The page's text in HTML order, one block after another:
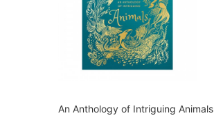
An Anthology of Intriguing Animals